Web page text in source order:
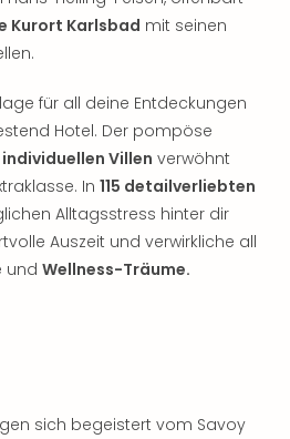
Kurort Karlsbad mit seinen
für all deine Entdeckungen
Hotel. Der pompöse
Villen verwöhnt
In 115 detailverliebten
Alltagsstress hinter dir
Auszeit und verwirkliche all
und Wellness-Träume.
sich begeistert vom Savoy